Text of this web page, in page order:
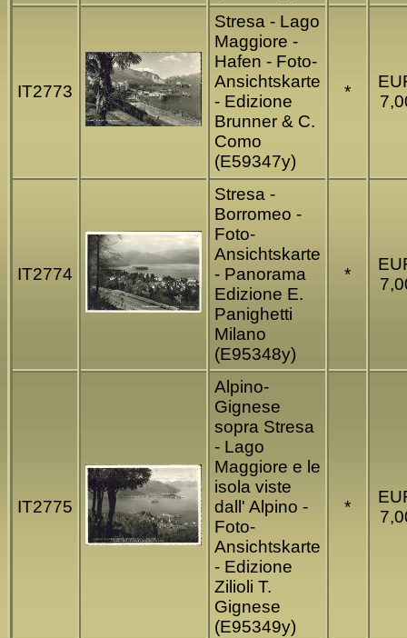
IT2773
Stresa - Lago
Maggiore -
Hafen - Foto-
Ansichtskarte
- Edizione
Brunner & C.
Como
(E59347y)
*
IT2774
Stresa -
Borromeo -
Foto-
Ansichtskarte
- Panorama
Edizione E.
Panighetti
Milano
(E95348y)
*
IT2775
Alpino-
Gignese
sopra Stresa
- Lago
Maggiore e le
isola viste
dall' Alpino -
Foto-
Ansichtskarte
- Edizione
Zilioli T.
Gignese
(E95349y)
*